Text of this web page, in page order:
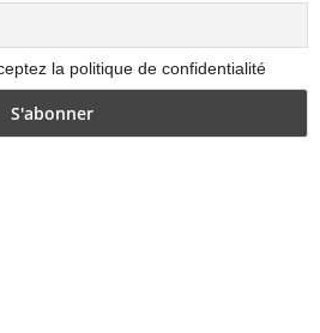
la politique de confidentialité